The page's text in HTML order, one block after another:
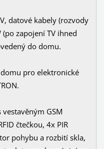
datové kabely (rozvody
zapojení TV ihned
do domu.
pro elektronické
vestavěným GSM
čtečkou, 4x PIR
pohybu a rozbití skla,